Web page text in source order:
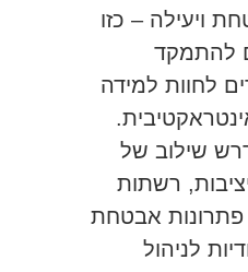
ויעילה – כזו
להתמקד
לחוות למידה
שילוב של
רשתות
אבטחת
לניהול